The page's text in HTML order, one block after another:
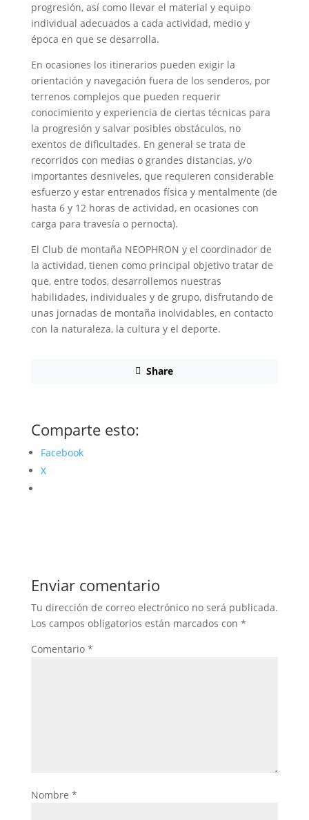
progresión, así como llevar el material y equipo
individual adecuados a cada actividad, medio y
época en que se desarrolla.
En ocasiones los itinerarios pueden exigir la
orientación y navegación fuera de los senderos, por
terrenos complejos que pueden requerir
conocimiento y experiencia de ciertas técnicas para
la progresión y salvar posibles obstáculos, no
exentos de dificultades. En general se trata de
recorridos con medias o grandes distancias, y/o
importantes desniveles, que requieren considerable
esfuerzo y estar entrenados física y mentalmente (de
hasta 6 y 12 horas de actividad, en ocasiones con
carga para travesía o pernocta).
El Club de montaña NEOPHRON y el coordinador de
la actividad, tienen como principal objetivo tratar de
que, entre todos, desarrollemos nuestras
habilidades, individuales y de grupo, disfrutando de
unas jornadas de montaña inolvidables, en contacto
con la naturaleza, la cultura y el deporte.
Share
Comparte esto:
Facebook
X
Enviar comentario
Tu dirección de correo electrónico no será publicada.
Los campos obligatorios están marcados con *
Comentario *
Nombre *